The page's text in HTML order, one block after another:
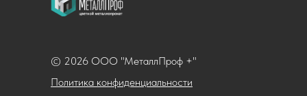
Политика конфиденциальности
© 2026 ООО "МеталлПроф +"